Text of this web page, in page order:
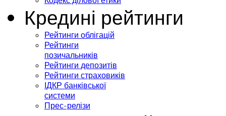
Кредині рейтинги
Рейтинги облігацій
Рейтинги
позичальників
Рейтинги депозитів
Рейтинги страховиків
ІДКР банківської
системи
Прес-релізи